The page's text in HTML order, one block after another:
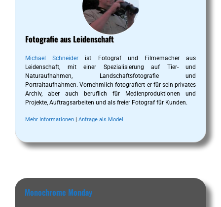
Fotografie aus Leidenschaft
Michael Schneider ist Fotograf und Filmemacher aus
Leidenschaft, mit einer Spezialisierung auf Tier- und
Naturaufnahmen, Landschaftsfotografie und
Portraitaufnahmen. Vornehmlich fotografiert er für sein privates
Archiv, aber auch beruflich für Medienproduktionen und
Projekte, Auftragsarbeiten und als freier Fotograf für Kunden.
Mehr Informationen Anfrage als Model
Monochrome Monday